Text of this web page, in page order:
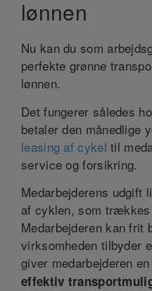
lønnen
Nu kan du som
perfekte grønne
lønnen.
Det fungerer således
betaler den månedlige
leasing af cykel til
service og forsikring.
Medarbejderens udgift
af cyklen, som trækkes
Medarbejderen kan frit
virksomheden tilbyder
giver medarbejderen en
effektiv